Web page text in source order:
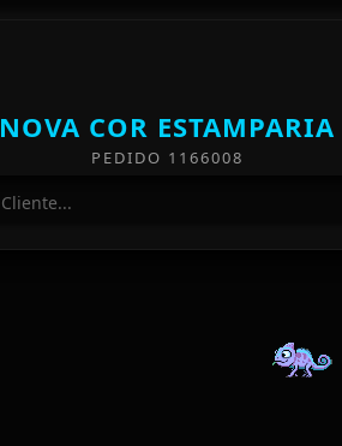
NOVA COR ESTAMPARIA
PEDIDO 1166008